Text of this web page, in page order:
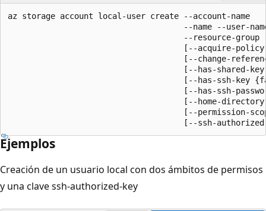
az storage account local-user create --account-name
--name --user-
                                     --resource-group
[--acquire-
[--change-
[--has-shared-
[--has-ssh-key
[--has-ssh-
[--home-
[--permission-
[--ssh-
Ejemplos
Creación de un usuario local con dos ámbitos de permisos
y una clave ssh-authorized-key